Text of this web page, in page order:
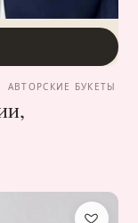
АВТОРСКИЕ БУКЕТЫ